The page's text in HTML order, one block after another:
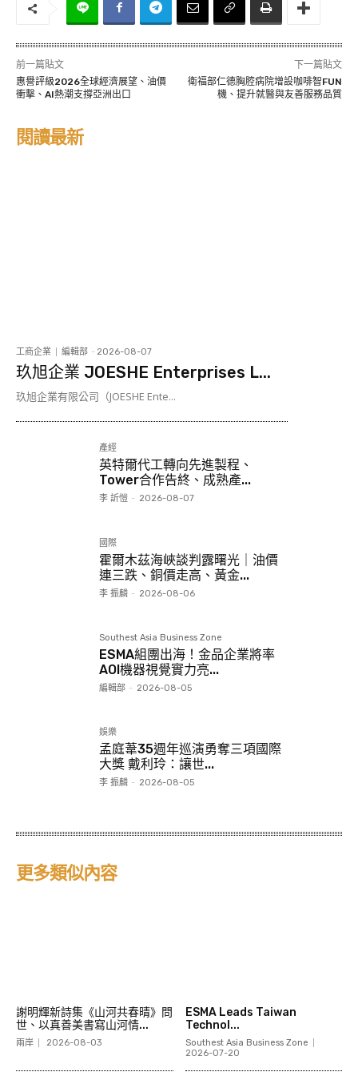
.
前一篇貼文
惠譽評級2026全球經濟展望、油價
衝擊、AI熱潮支撐亞洲出口
下一篇貼文
衛福部仁德胸腔病院增設咖啡智FUN
機、提升就醫與友善服務品質
閱讀最新
工商企業 編輯部 - 2026-08-07
玖旭企業 JOESHE Enterprises L...
玖旭企業有限公司（JOESHE Ente...
產經
英特爾代工轉向先進製程、
Tower合作告終、成熟產...
李 訢愷 - 2026-08-07
國際
霍爾木茲海峽談判露曙光｜油價
連三跌、銅價走高、黃金...
李 振麟 - 2026-08-06
Southest Asia Business Zone
ESMA組團出海！金品企業將率
AOI機器視覺實力亮...
編輯部 - 2026-08-05
娛樂
孟庭葦35週年巡演勇奪三項國際
大獎 戴利玲：讓世...
李 振麟 - 2026-08-05
更多類似內容
謝明輝新詩集《山河共春晴》問
世、以真善美書寫山河情...
兩岸 2026-08-03
ESMA Leads Taiwan
Technol...
Southest Asia Business Zone
2026-07-20